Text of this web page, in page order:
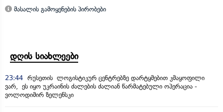
მასალის გამოყენების პირობები
დღის სიახლეები
23:44 რუსეთის ლოგისტიკურ ცენტრებზე დარტყმებით კმაყოფილი
ვარ, ეს იყო უკრაინის ძალების ძალიან წარმატებული ოპერაცია -
ვოლოდიმირ ზელენსკი